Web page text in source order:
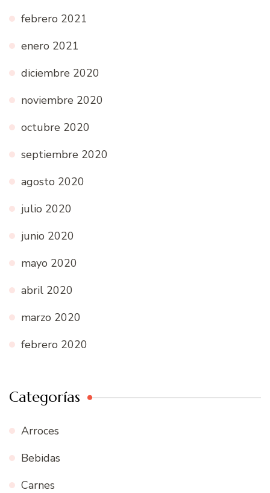
febrero 2021
enero 2021
diciembre 2020
noviembre 2020
octubre 2020
septiembre 2020
agosto 2020
julio 2020
junio 2020
mayo 2020
abril 2020
marzo 2020
febrero 2020
Categorías
Arroces
Bebidas
Carnes